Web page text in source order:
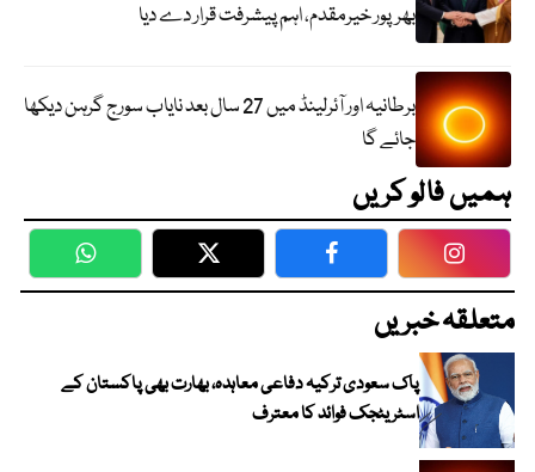
بھرپور خیرمقدم، اہم پیشرفت قرار دے دیا
برطانیہ اور آئرلینڈ میں 27 سال بعد نایاب سورج گرہن دیکھا
جائے گا
ہمیں فالو کریں
WhatsApp Twitter Facebook
متعلقہ خبریں
پاک سعودی ترکیہ دفاعی معاہدہ، بھارت بھی پاکستان کے
اسٹریٹجک فوائد کا معترف